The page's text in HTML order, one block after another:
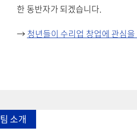
한 동반자가 되겠습니다.
→ 청년들이 수리업 창업에 관심
팀 소개